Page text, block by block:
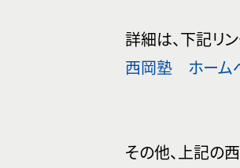
詳細は、下記リ
西岡塾 ホーム
その他、上記の